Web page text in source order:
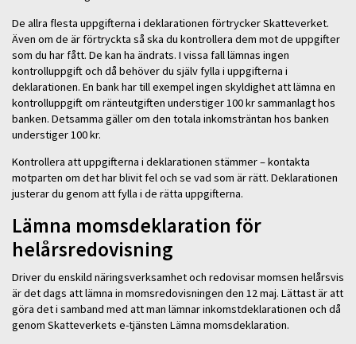
De allra flesta uppgifterna i deklarationen förtrycker Skatteverket.
Även om de är förtryckta så ska du kontrollera dem mot de uppgifter
som du har fått. De kan ha ändrats. I vissa fall lämnas ingen
kontrolluppgift och då behöver du själv fylla i uppgifterna i
deklarationen. En bank har till exempel ingen skyldighet att lämna en
kontrolluppgift om ränteutgiften understiger 100 kr sammanlagt hos
banken. Detsamma gäller om den totala inkomsträntan hos banken
understiger 100 kr.
Kontrollera att uppgifterna i deklarationen stämmer – kontakta
motparten om det har blivit fel och se vad som är rätt. Deklarationen
justerar du genom att fylla i de rätta uppgifterna.
Lämna momsdeklaration för
helårsredovisning
Driver du enskild näringsverksamhet och redovisar momsen helårsvis
är det dags att lämna in momsredovisningen den 12 maj. Lättast är att
göra det i samband med att man lämnar inkomstdeklarationen och då
genom Skatteverkets e-tjänsten Lämna momsdeklaration.